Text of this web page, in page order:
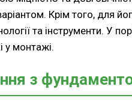
Крім того, для
та інструменти. У
у монтажі.
з